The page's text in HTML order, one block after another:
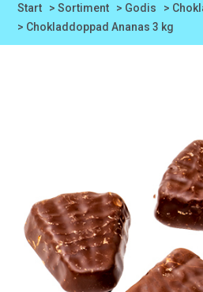
Start > Sortiment > Godis
>
> Chokladdoppad Ananas 3 kg